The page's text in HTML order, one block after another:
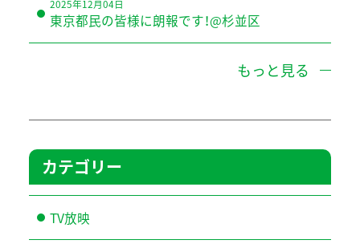
2025年12月04日
東京都民の皆様に朗報です！@杉並区
もっと見る
カテゴリー
TV放映